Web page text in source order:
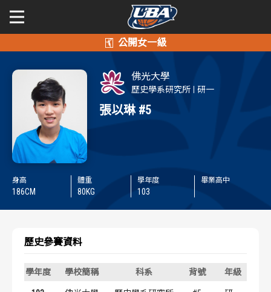
公開男一級
學年度
賽事資訊
賽程表
球隊資訊
公開女一級
學年度
賽事資訊
賽程表
球隊資訊
二級與一般組
新聞
佛光大學
歷史學系研究所 研一
張以琳 #5
身高
186CM
體重
80KG
學年度
103
畢業高中
歷史參賽資料
學年度 學校簡稱 科系 背號 年級